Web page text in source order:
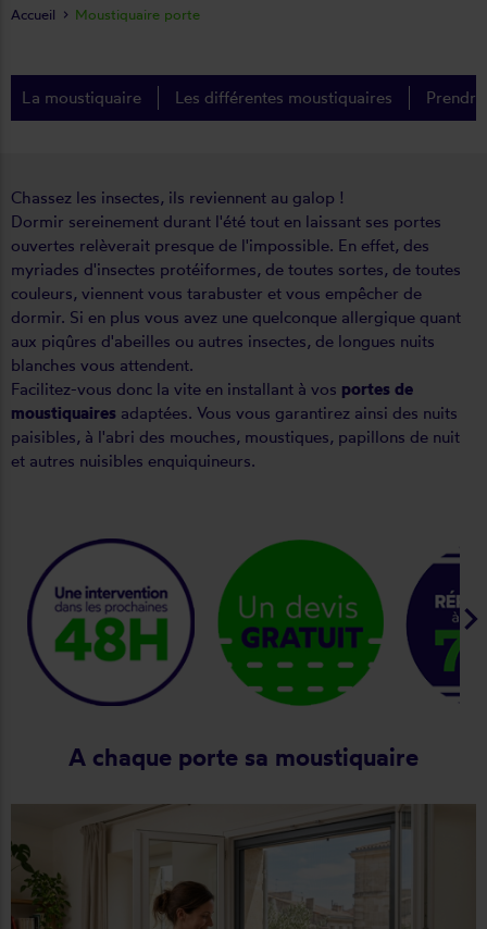
La moustiquaire Les différentes moustiquaires
Chassez les insectes, ils reviennent au galop !
Dormir sereinement durant l'été tout en laissant ses portes
ouvertes relèverait presque de l'impossible. En effet, des
myriades d'insectes protéiformes, de toutes sortes, de toutes
couleurs, viennent vous tarabuster et vous empêcher de
dormir. Si en plus vous avez une quelconque allergique quant
aux piqûres d'abeilles ou autres insectes, de longues nuits
blanches vous attendent.
Facilitez-vous donc la vite en installant à vos portes de
moustiquaires adaptées. Vous vous garantirez ainsi des nuits
paisibles, à l'abri des mouches, moustiques, papillons de nuit
et autres nuisibles enquiquineurs.
A chaque porte sa moustiquaire
Accueil Moustiquaire porte